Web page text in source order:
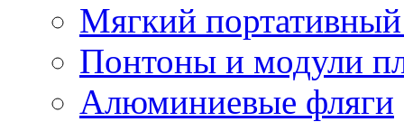
Мягкий
Понтоны и модули
Алюминиевые фляги